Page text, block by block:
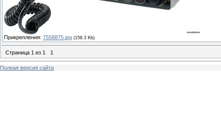
Прикрепления: 7558875.jpg (156.3 Kb)
Страница 1 из 1 1
Полная версия сайта